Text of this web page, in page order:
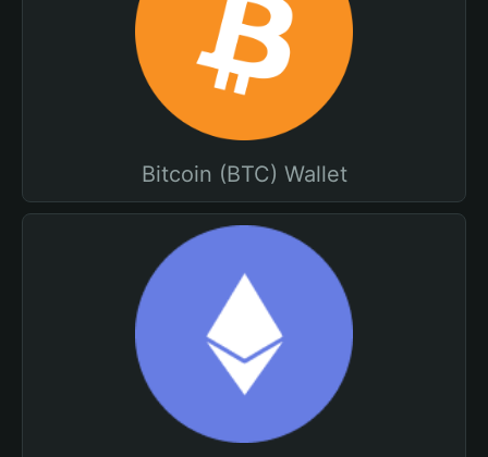
Bitcoin (BTC) Wallet